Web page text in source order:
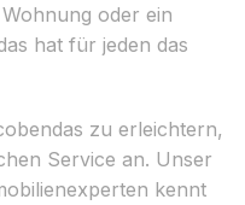
oder ein
hat für jeden das
zu erleichtern,
Service an. Unser
kennt